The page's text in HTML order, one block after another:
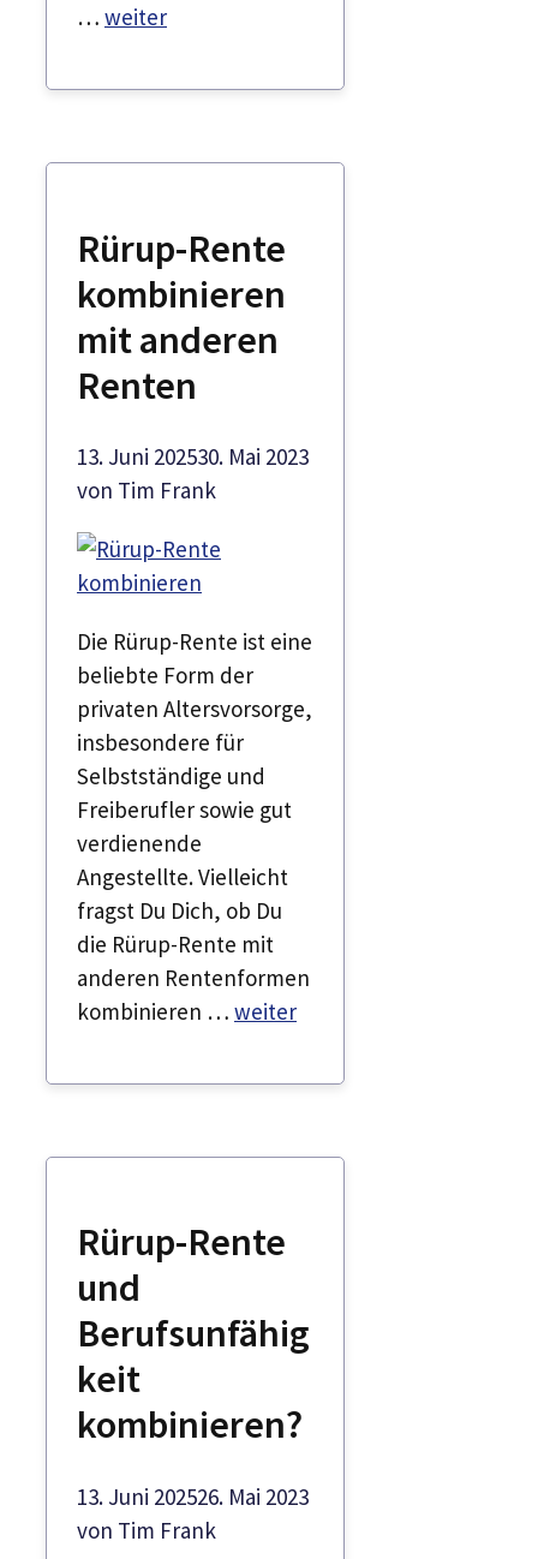
… weiter
Rürup-Rente
kombinieren
mit anderen
Renten
13. Juni 202530. Mai 2023
von Tim Frank
Die Rürup-Rente ist eine
beliebte Form der
privaten Altersvorsorge,
insbesondere für
Selbstständige und
Freiberufler sowie gut
verdienende
Angestellte. Vielleicht
fragst Du Dich, ob Du
die Rürup-Rente mit
anderen Rentenformen
kombinieren … weiter
Rürup-Rente
und
Berufsunfähig
keit
kombinieren?
13. Juni 202526. Mai 2023
von Tim Frank